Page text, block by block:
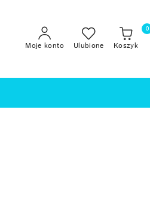
Moje konto Ulubione Koszyk
0